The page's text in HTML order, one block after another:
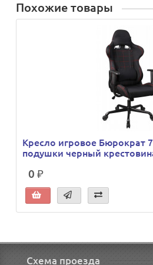
Похожие товары
Кресло игровое Бюрократ
подушки черный
0 ₽
Схема проезда